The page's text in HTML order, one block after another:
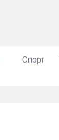
Спорт